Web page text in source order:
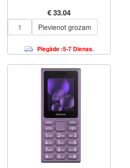
€ 33.04
Pievienot grozam
Piegāde :5-7 Dienas.